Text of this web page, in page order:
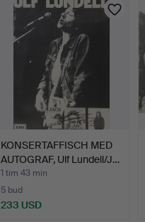
KONSERTAFFISCH MED
AUTOGRAF, Ulf Lundell/J…
1 tim 43 min
5 bud
233 USD